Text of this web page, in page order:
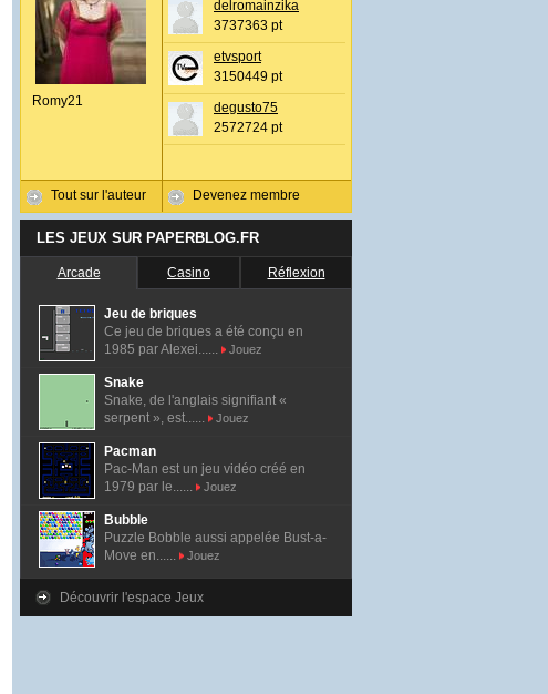
Romy21
Tout sur l'auteur
delromainzika
3737363 pt
etvsport
3150449 pt
degusto75
2572724 pt
Devenez membre
LES JEUX SUR PAPERBLOG.FR
Arcade Casino Réflexion
Jeu de briques
Ce jeu de briques a été conçu en
1985 par Alexei......
Jouez
Snake
Snake, de l'anglais signifiant «
serpent », est......
Jouez
Pacman
Pac-Man est un jeu vidéo créé en
1979 par le......
Jouez
Bubble
Puzzle Bobble aussi appelée Bust-a-
Move en......
Jouez
Découvrir l'espace Jeux